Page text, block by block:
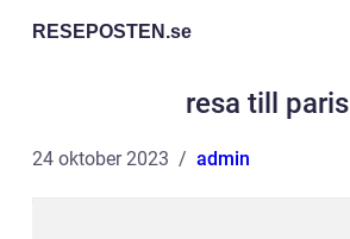
RESEPOSTEN.se
resa till paris
24 oktober 2023 admin